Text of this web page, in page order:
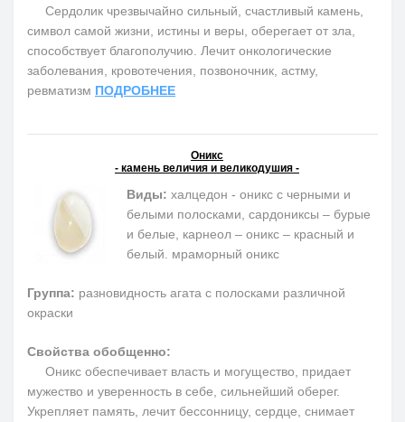
Сердолик чрезвычайно сильный, счастливый камень,
символ самой жизни, истины и веры, оберегает от зла,
способствует благополучию. Лечит онкологические
заболевания, кровотечения, позвоночник, астму,
ревматизм ПОДРОБНЕЕ
Оникс
- камень величия и великодушия -
Виды: халцедон - оникс с черными и
белыми полосками, сардониксы – бурые
и белые, карнеол – оникс – красный и
белый. мраморный оникс
Группа: разновидность агата с полосками различной
окраски
Свойства обобщенно:
Оникс обеспечивает власть и могущество, придает
мужество и уверенность в себе, сильнейший оберег.
Укрепляет память, лечит бессонницу, сердце, снимает